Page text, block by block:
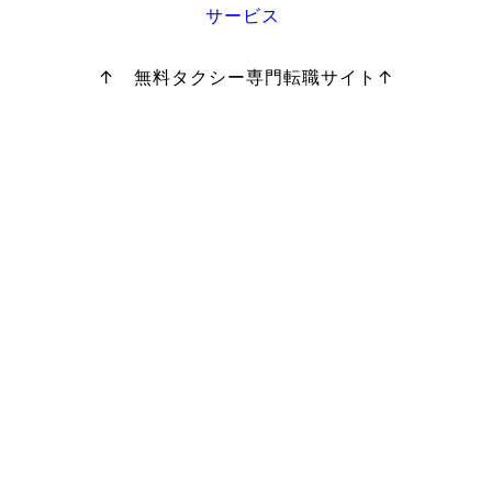
サービス
↑ 無料タクシー専門転職サイト↑